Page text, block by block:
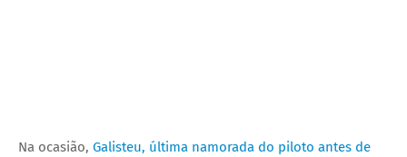
Na ocasião, Galisteu, última namorada do piloto antes de